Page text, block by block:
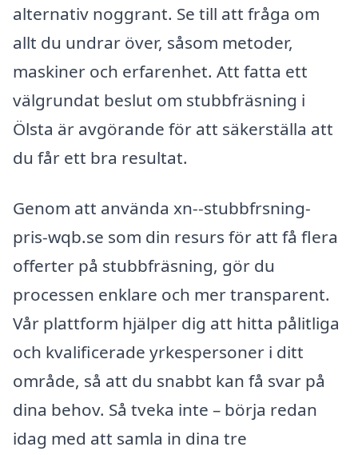
alternativ noggrant. Se till att fråga om
allt du undrar över, såsom metoder,
maskiner och erfarenhet. Att fatta ett
välgrundat beslut om stubbfräsning i
Ölsta är avgörande för att säkerställa att
du får ett bra resultat.
Genom att använda xn--stubbfrsning-
pris-wqb.se som din resurs för att få flera
offerter på stubbfräsning, gör du
processen enklare och mer transparent.
Vår plattform hjälper dig att hitta pålitliga
och kvalificerade yrkespersoner i ditt
område, så att du snabbt kan få svar på
dina behov. Så tveka inte – börja redan
idag med att samla in dina tre